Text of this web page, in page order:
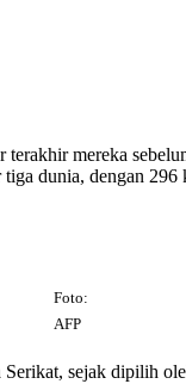
terakhir mereka
dunia, dengan
Foto:
AFP
sejak dipilih